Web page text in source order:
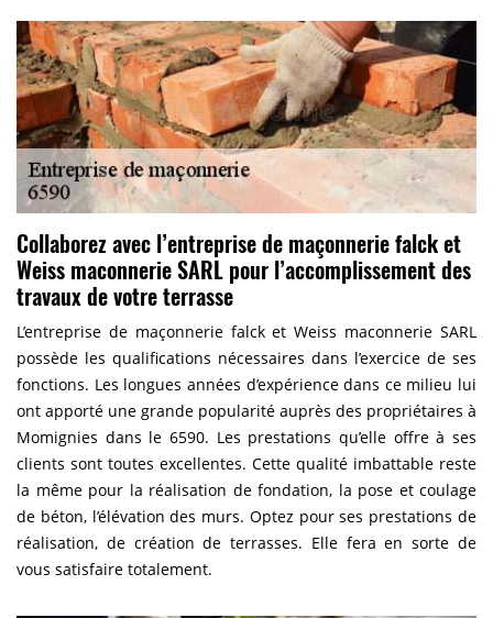
Collaborez avec l’entreprise de maçonnerie falck et
Weiss maconnerie SARL pour l’accomplissement des
travaux de votre terrasse
L’entreprise de maçonnerie falck et Weiss maconnerie SARL
possède les qualifications nécessaires dans l’exercice de ses
fonctions. Les longues années d’expérience dans ce milieu lui
ont apporté une grande popularité auprès des propriétaires à
Momignies dans le 6590. Les prestations qu’elle offre à ses
clients sont toutes excellentes. Cette qualité imbattable reste
la même pour la réalisation de fondation, la pose et coulage
de béton, l’élévation des murs. Optez pour ses prestations de
réalisation, de création de terrasses. Elle fera en sorte de
vous satisfaire totalement.